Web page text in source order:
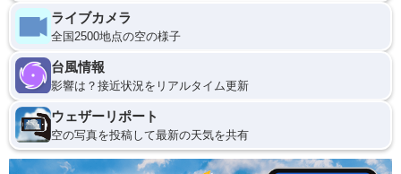
ライブカメラ
全国2500地点の空の様子
台風情報
影響は？接近状況をリアルタイム更新
ウェザーリポート
空の写真を投稿して最新の天気を共有